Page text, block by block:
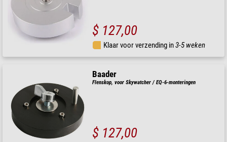
$ 127,00
Klaar voor verzending in3-5 weken
Baader
Flenskop, voor Skywatcher / EQ-6-monteringen
$ 127,00